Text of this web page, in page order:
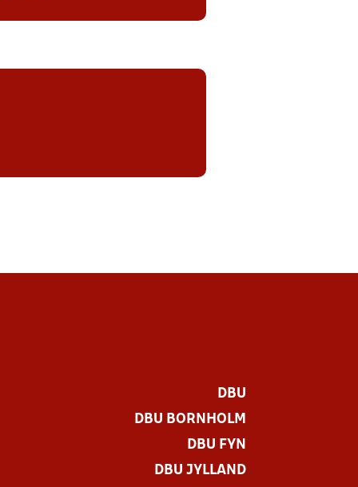
DBU
DBU BORNHOLM
DBU FYN
DBU JYLLAND